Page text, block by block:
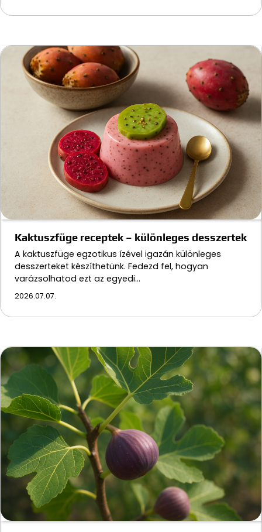
Kaktuszfüge receptek – különleges desszertek
A kaktuszfüge egzotikus ízével igazán különleges
desszerteket készíthetünk. Fedezd fel, hogyan
varázsolhatod ezt az egyedi…
2026.07.07.